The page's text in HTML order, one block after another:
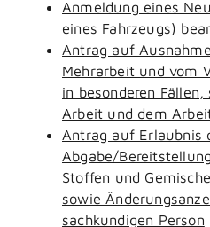
Anmeldung eines
eines Fahrzeugs)
Antrag auf
Mehrarbeit und vom
in besonderen
Arbeit und dem
Antrag auf Erlaubnis
Abgabe/
Stoffen und
sowie
sachkundigen Person